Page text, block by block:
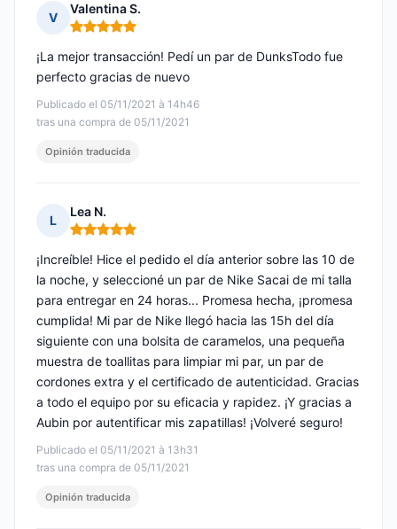
V
Valentina S.
Nota: 5 de 5
Publicado el 05/11/2021 à 14h46
tras una compra de 05/11/2021
¡La mejor transacción! Pedí un par de DunksTodo fue
perfecto gracias de nuevo
Opinión traducida
L
Lea N.
Nota: 5 de 5
Publicado el 05/11/2021 à 13h31
tras una compra de 05/11/2021
¡Increíble! Hice el pedido el día anterior sobre las 10 de
la noche, y seleccioné un par de Nike Sacai de mi talla
para entregar en 24 horas... Promesa hecha, ¡promesa
cumplida! Mi par de Nike llegó hacia las 15h del día
siguiente con una bolsita de caramelos, una pequeña
muestra de toallitas para limpiar mi par, un par de
cordones extra y el certificado de autenticidad. Gracias
a todo el equipo por su eficacia y rapidez. ¡Y gracias a
Aubin por autentificar mis zapatillas! ¡Volveré seguro!
Opinión traducida